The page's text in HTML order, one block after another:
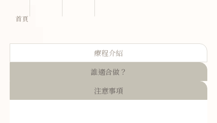
首頁
療程介紹
誰適合做？
注意事項